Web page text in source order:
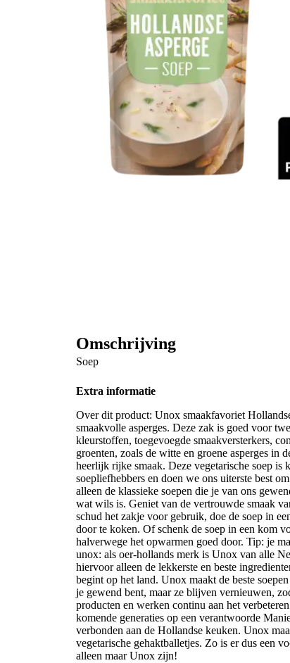
Omschrijving
Soep
Extra informatie
Over dit product: Unox smaakfavoriet
smaakvolle asperges. Deze zak is goed voor
kleurstoffen, toegevoegde smaakversterkers,
groenten, zoals de witte en groene asperges in
heerlijk rijke smaak. Deze vegetarische soep
soepliefhebbers en doen we ons uiterste best
alleen de klassieke soepen die je van ons
wat wils is. Geniet van de vertrouwde smaak
schud het zakje voor gebruik, doe de soep in
door te koken. Of schenk de soep in een kom
halverwege het opwarmen goed door. Tip: je
unox: als oer-hollands merk is Unox van alle
hiervoor alleen de lekkerste en beste
begint op het land. Unox maakt de beste
je gewend bent, maar ze blijven vernieuwen,
producten en werken continu aan het
komende generaties op een verantwoorde
verbonden aan de Hollandse keuken. Unox
vegetarische gehaktballetjes. Zo is er dus een
alleen maar Unox zijn!